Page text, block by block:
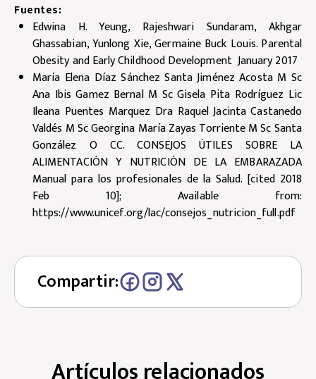
Fuentes:
Edwina H. Yeung, Rajeshwari Sundaram, Akhgar
Ghassabian, Yunlong Xie, Germaine Buck Louis. Parental
Obesity and Early Childhood Development January 2017
María Elena Díaz Sánchez Santa Jiménez Acosta M Sc
Ana Ibis Gamez Bernal M Sc Gisela Pita Rodríguez Lic
Ileana Puentes Marquez Dra Raquel Jacinta Castanedo
Valdés M Sc Georgina María Zayas Torriente M Sc Santa
González O CC. CONSEJOS ÚTILES SOBRE LA
ALIMENTACIÓN Y NUTRICIÓN DE LA EMBARAZADA
Manual para los profesionales de la Salud. [cited 2018
Feb 10]; Available from:
https://www.unicef.org/lac/consejos_nutricion_full.pdf
Compartir: